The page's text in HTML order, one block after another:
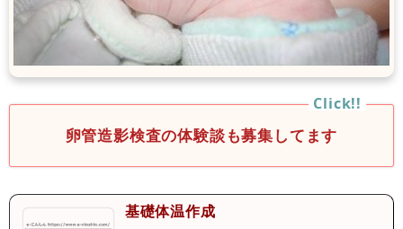
卵管造影検査の体験談も募集してます
基礎体温作成